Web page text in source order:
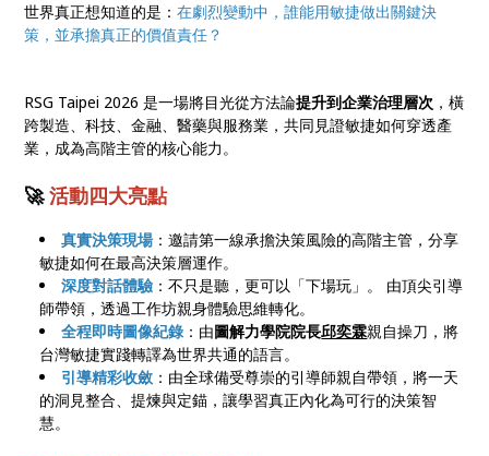
世界真正想知道的是：在劇烈變動中，誰能用敏捷做出關鍵決
策，並承擔真正的價值責任？
RSG Taipei 2026 是一場將目光從方法論提升到企業治理層次 ，橫
跨製造、科技、金融、醫藥與服務業，共同見證敏捷如何穿透產
業，成為高階主管的核心能力。
🚀活動四大亮點
真實決策現場：邀請第一線承擔決策風險的高階主管，分享
敏捷如何在最高決策層運作。
深度對話體驗 ：不只是聽，更可以「下場玩」。 由頂尖引導
師帶領，透過工作坊親身體驗思維轉化。
全程即時圖像紀錄 ：由圖解力學院院長邱奕霖親自操刀，將
台灣敏捷實踐轉譯為世界共通的語言。
引導精彩收斂 ：由全球備受尊崇的引導師親自帶領，將一天
的洞見整合、提煉與定錨，讓學習真正內化為可行的決策智
慧。